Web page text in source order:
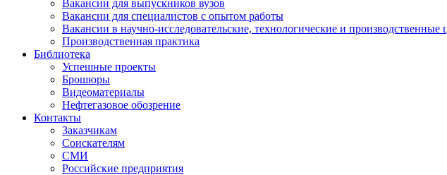
Вакансии для выпускников вузов
Вакансии для специалистов с опытом работы
Вакансии в научно-исследовательские, технологические и производственные
Производственная практика
Библиотека
Успешные проекты
Брошюры
Видеоматериалы
Нефтегазовое обозрение
Контакты
Заказчикам
Соискателям
СМИ
Российские предприятия